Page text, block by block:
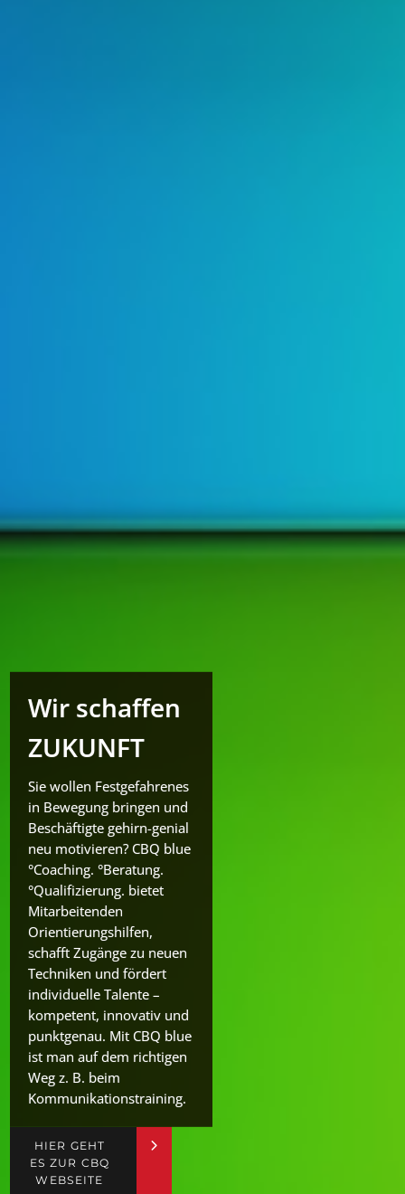
Wir schaffen
ZUKUNFT
Sie wollen Festgefahrenes
in Bewegung bringen und
Beschäftigte gehirn-genial
neu motivieren? CBQ blue
°Coaching. °Beratung.
°Qualifizierung. bietet
Mitarbeitenden
Orientierungshilfen,
schafft Zugänge zu neuen
Techniken und fördert
individuelle Talente –
kompetent, innovativ und
punktgenau. Mit CBQ blue
ist man auf dem richtigen
Weg z. B. beim
Kommunikationstraining.
HIER GEHT
ES ZUR CBQ
WEBSEITE